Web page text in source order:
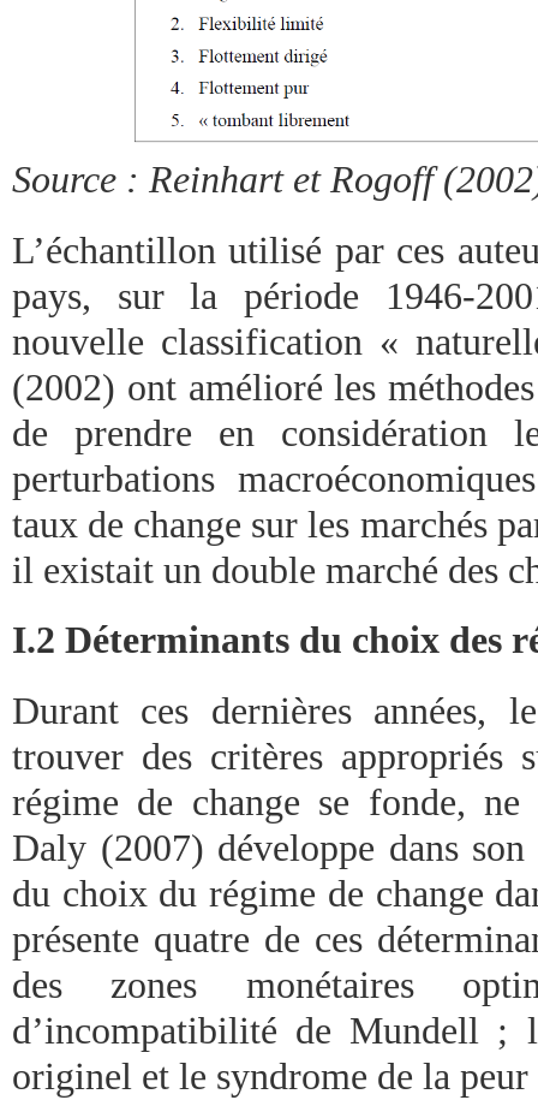
Source : Reinhart et Rogoff
L’échantillon utilisé par ces
pays, sur la période 1946-
nouvelle classification «
(2002) ont amélioré les
de prendre en considération
perturbations
taux de change sur les marchés
il existait un double marché des
I.2 Déterminants du choix des
Durant ces dernières années,
trouver des critères appropriés
régime de change se fonde, ne
Daly (2007) développe dans
du choix du régime de change
présente quatre de ces
des zones monétaires
d’incompatibilité de Mundell ;
originel et le syndrome de la